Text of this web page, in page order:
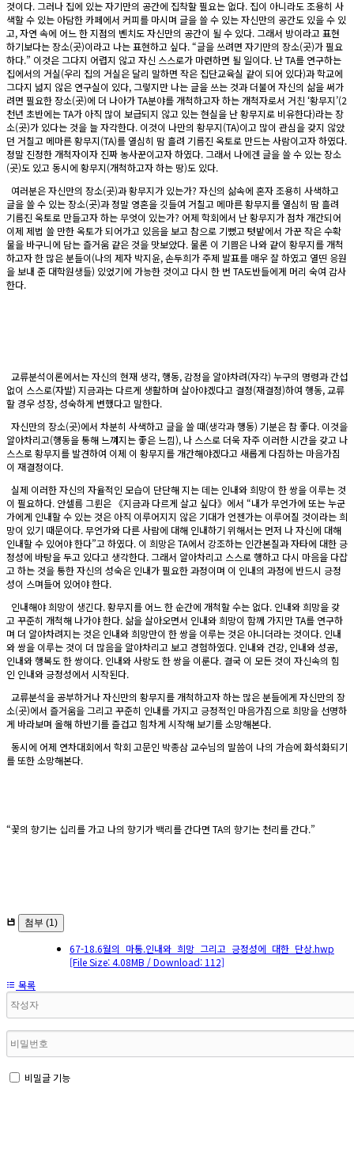
것이다. 그러나 집에 있는 자기만의 공간에 집착할 필요는 없다. 집이 아니라도 조용히 사
색할 수 있는 아담한 카페에서 커피를 마시며 글을 쓸 수 있는 자신만의 공간도 있을 수 있
고, 자연 속에 어느 한 지점의 벤치도 자신만의 공간이 될 수 있다. 그래서 방이라고 표현
하기보다는 장소(곳)이라고 나는 표현하고 싶다. “글을 쓰려면 자기만의 장소(곳)가 필요
하다.” 이것은 그다지 어렵지 않고 자신 스스로가 마련하면 될 일이다. 난 TA를 연구하는
집에서의 거실(우리 집의 거실은 달리 말하면 작은 집단교육실 같이 되어 있다)과 학교에
그다지 넓지 않은 연구실이 있다, 그렇지만 나는 글을 쓰는 것과 더불어 자신의 삶을 써가
려면 필요한 장소(곳)에 더 나아가 TA분야를 개척하고자 하는 개척자로서 거친 ‘황무지’(2
천년 초반에는 TA가 아직 많이 보급되지 않고 있는 현실을 난 황무지로 비유한다)라는 장
소(곳)가 있다는 것을 늘 자각한다. 이것이 나만의 황무지(TA)이고 많이 관심을 갖지 않았
던 거칠고 메마른 황무지(TA)를 열심히 땀 흘려 기름진 옥토로 만드는 사람이고자 하였다.
정말 진정한 개척자이자 진짜 농사꾼이고자 하였다. 그래서 나에겐 글을 쓸 수 있는 장소
(곳)도 있고 동시에 황무지(개척하고자 하는 땅)도 있다.
여러분은 자신만의 장소(곳)과 황무지가 있는가? 자신의 삶속에 혼자 조용히 사색하고
글을 쓸 수 있는 장소(곳)과 정말 영혼을 깃들여 거칠고 메마른 황무지를 열심히 땀 흘려
기름진 옥토로 만들고자 하는 무엇이 있는가? 어제 학회에서 난 황무지가 점차 개간되어
이제 제법 쓸 만한 옥토가 되어가고 있음을 보고 참으로 기뻤고 텃밭에서 가꾼 작은 수확
물을 바구니에 담는 즐거움 같은 것을 맛보았다. 물론 이 기쁨은 나와 같이 황무지를 개척
하고자 한 많은 분들이(나의 제자 박지윤, 손두희가 주제 발표를 매우 잘 하였고 열띤 응원
을 보내 준 대학원생들) 있었기에 가능한 것이고 다시 한 번 TA도반들에게 머리 숙여 감사
한다.
교류분석이론에서는 자신의 현재 생각, 행동, 감정을 알아차려(자각) 누구의 명령과 간섭
없이 스스로(자발) 지금과는 다르게 생활하며 살아야겠다고 결정(재결정)하여 행동, 교류
할 경우 성장, 성숙하게 변했다고 말한다.
자신만의 장소(곳)에서 차분히 사색하고 글을 쓸 때(생각과 행동) 기분은 참 좋다. 이것을
알아차리고(행동을 통해 느껴지는 좋은 느낌), 나 스스로 더욱 자주 이러한 시간을 갖고 나
스스로 황무지를 발견하여 이제 이 황무지를 개간해야겠다고 새롭게 다짐하는 마음가짐
이 재결정이다.
실제 이러한 자신의 자율적인 모습이 단단해 지는 데는 인내와 희망이 한 쌍을 이루는 것
이 필요하다. 안셀름 그륀은 《지금과 다르게 살고 싶다》에서 “내가 무언가에 또는 누군
가에게 인내할 수 있는 것은 아직 이루어지지 않은 기대가 언젠가는 이루어질 것이라는 희
망이 있기 때문이다. 무언가와 다른 사람에 대해 인내하기 위해서는 먼저 나 자신에 대해
인내할 수 있어야 한다”고 하였다. 이 희망은 TA에서 강조하는 인간본질과 자타에 대한 긍
정성에 바탕을 두고 있다고 생각한다. 그래서 알아차리고 스스로 행하고 다시 마음을 다잡
고 하는 것을 통한 자신의 성숙은 인내가 필요한 과정이며 이 인내의 과정에 반드시 긍정
성이 스며들어 있어야 한다.
인내해야 희망이 생긴다. 황무지를 어느 한 순간에 개척할 수는 없다. 인내와 희망을 갖
고 꾸준히 개척해 나가야 한다. 삶을 살아오면서 인내와 희망이 함께 가지만 TA를 연구하
며 더 알아차려지는 것은 인내와 희망만이 한 쌍을 이루는 것은 아니더라는 것이다. 인내
와 쌍을 이루는 것이 더 많음을 알아차리고 보고 경험하였다. 인내와 건강, 인내와 성공,
인내와 행복도 한 쌍이다. 인내와 사랑도 한 쌍을 이룬다. 결국 이 모든 것이 자신속의 힘
인 인내와 긍정성에서 시작된다.
교류분석을 공부하거나 자신만의 황무지를 개척하고자 하는 많은 분들에게 자신만의 장
소(곳)에서 즐거움을 그리고 꾸준히 인내를 가지고 긍정적인 마음가짐으로 희망을 선명하
게 바라보며 올해 하반기를 즐겁고 힘차게 시작해 보기를 소망해본다.
동시에 어제 연차대회에서 학회 고문인 박종삼 교수님의 말씀이 나의 가슴에 화석화되기
를 또한 소망해본다.
“꽃의 향기는 십리를 가고 나의 향기가 백리를 간다면 TA의 향기는 천리를 간다.”
첨부 (1)
67-18.6월의_마통.인내와_희망_그리고_긍정성에_대한_단상.hwp
[File Size: 4.08MB / Download: 112]
목록
비밀글 기능